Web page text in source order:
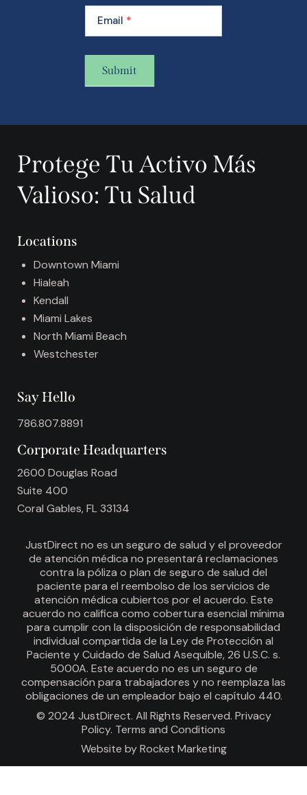
Email *
Submit
l
e
r
n
v
Protege Tu Activo Más
Valioso: Tu Salud
Locations
Downtown Miami
Hialeah
Kendall
Miami Lakes
North Miami Beach
Westchester
Say Hello
786.807.8891
Corporate Headquarters
2600 Douglas Road
Suite 400
Coral Gables, FL 33134
JustDirect no es un seguro de salud y el proveedor
de atención médica no presentará reclamaciones
contra la póliza o plan de seguro de salud del
paciente para el reembolso de los servicios de
atención médica cubiertos por el acuerdo. Este
acuerdo no califica como cobertura esencial mínima
para cumplir con la disposición de responsabilidad
individual compartida de la Ley de Protección al
Paciente y Cuidado de Salud Asequible, 26 U.S.C. s.
5000A. Este acuerdo no es un seguro de
compensación para trabajadores y no reemplaza las
obligaciones de un empleador bajo el capítulo 440.
© 2024 JustDirect. All Rights Reserved. Privacy
Policy. Terms and Conditions
Website byRocket Marketing